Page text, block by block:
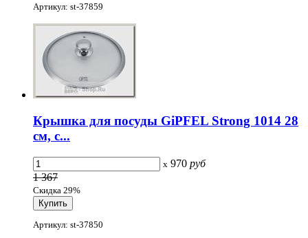
Артикул: st-37859
Крышка для посуды GiPFEL Strong 1014 28
см, с...
x 970 руб
1 367
Скидка 29%
Артикул: st-37850